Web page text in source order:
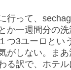
行って、
か一週間分の
つ3ユーロとい
がしない。ま
る訳で、ホテ